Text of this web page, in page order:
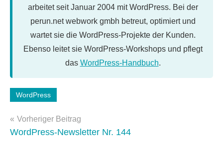
arbeitet seit Januar 2004 mit WordPress. Bei der
perun.net webwork gmbh betreut, optimiert und
wartet sie die WordPress-Projekte der Kunden.
Ebenso leitet sie WordPress-Workshops und pflegt
das WordPress-Handbuch.
Schlagwörter:
WordPress-
Tipps
WordPress
Beitragsnavigation
Vorheriger Beitrag
WordPress-Newsletter Nr. 144